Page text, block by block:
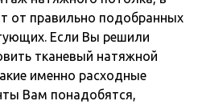
от правильно подобранных
Если Вы решили
тканевый натяжной
именно расходные
Вам понадобятся,